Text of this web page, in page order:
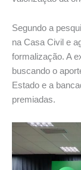
Segundo a
na Casa Civil e
formalização. A
buscando o
Estado e a
premiadas.